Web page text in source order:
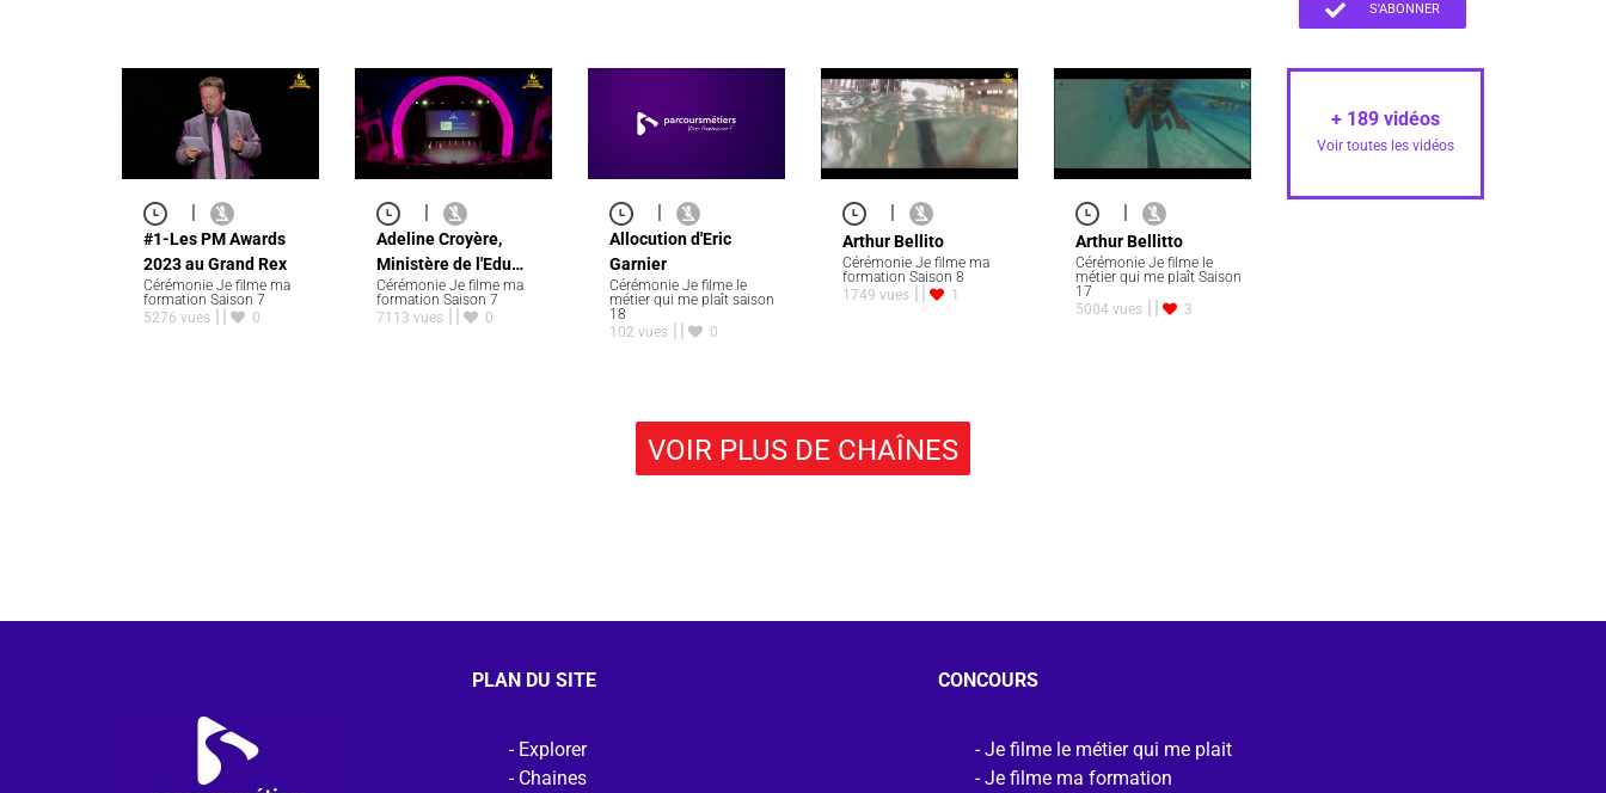
S'ABONNER
#1-Les PM Awards
2023 au Grand Rex
Cérémonie Je filme ma
formation Saison 7
5276 vues
0
Adeline Croyère,
Ministère de l'Edu…
Cérémonie Je filme ma
formation Saison 7
7113 vues
0
|
Allocution d'Eric
Garnier
Cérémonie Je filme le
métier qui me plaît saison
18
102 vues
0
Arthur Bellito
Cérémonie Je filme ma
formation Saison 8
1749 vues
1
Arthur Bellitto
Cérémonie Je filme le
métier qui me plaît Saison
17
5004 vues
3
+ 189 vidéos
Voir toutes les vidéos
VOIR PLUS DE CHAÎNES
PLAN DU SITE
Explorer
Chaines
CONCOURS
Je filme le métier qui me plait
Je filme ma formation